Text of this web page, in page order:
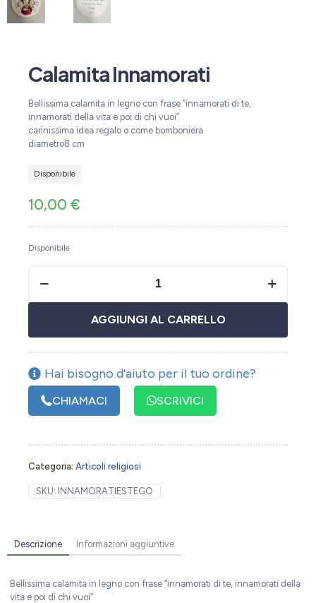
Calamita Innamorati
Bellissima calamita in legno con frase “innamorati di te,
innamorati della vita e poi di chi vuoi”
carinissima idea regalo o come bomboniera
diametro8 cm
Disponibile
10,00 €
Disponibile
AGGIUNGI AL CARRELLO
Hai bisogno d'aiuto per il tuo ordine?
CHIAMACI SCRIVICI
Categoria: Articoli religiosi
SKU: INNAMORATIESTEGO
Descrizione Informazioni aggiuntive
Bellissima calamita in legno con frase “innamorati di te, innamorati della
vita e poi di chi vuoi”